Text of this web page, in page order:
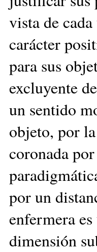
vista de
carácter
para sus
excluyente
un sentido
objeto, por
coronada
por un
enfermera
dimensión